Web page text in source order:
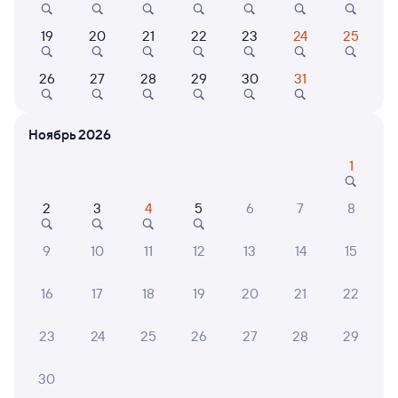
Выбор любимых мест на схемах вагонов
Подробные ответы на вопросы о поездке или
СМС-сопровождение до посадки в поезд
Частые вопросы
Что делать, если ошибся при вводе данных
19 20 21 22 23 24 25
26 27 28 29 30 31
Ноябрь 2026
1
2 3 4 5 6 7 8
9 10 11 12 13 14 15
16 17 18 19 20 21 22
23 24 25 26 27 28 29
30